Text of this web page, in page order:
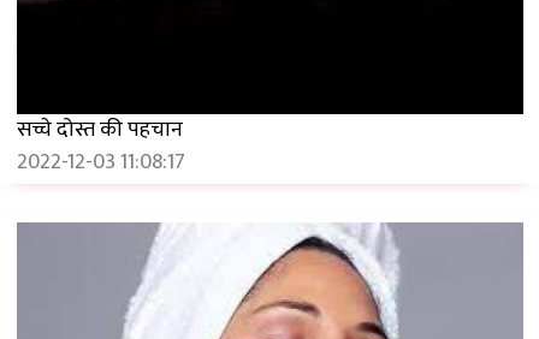
सच्चे दोस्त की पहचान
2022-12-03 11:08:17